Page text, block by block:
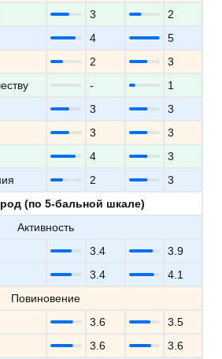
3
2
4
5
2
3
-
1
3
3
3
3
4
3
2
3
(по 5-бальной шкале)
Активность
3.4
3.9
3.4
4.1
Повиновение
3.6
3.5
3.6
3.6